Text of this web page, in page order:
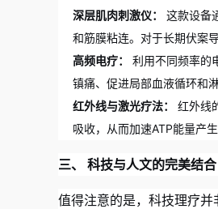
深层肌肉刺激仪：
这款设备
和筋膜粘连。对于长期伏案
高频电疗：
利用不同频率的
镇痛、促进局部血液循环和
红外线与激光疗法：
红外线
吸收，从而加速ATP能量产
三、 科技与人文的完美结
值得注意的是，科技理疗并